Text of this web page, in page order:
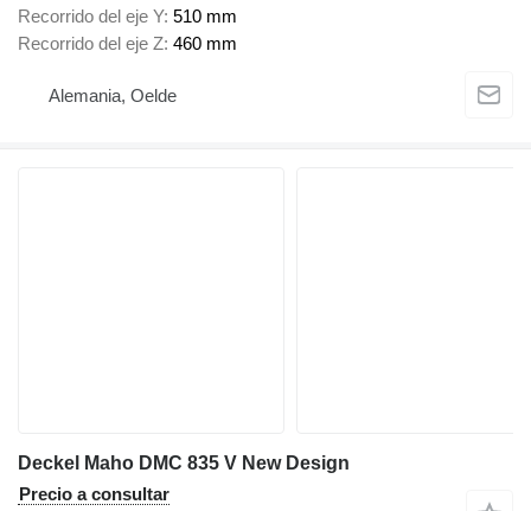
Recorrido del eje Y 510 mm
Recorrido del eje Z 460 mm
Alemania, Oelde
Deckel Maho DMC 835 V New Design
Precio a consultar